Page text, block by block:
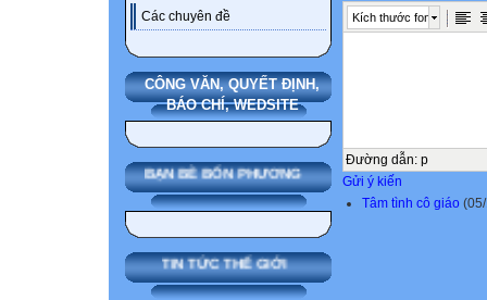
Các chuyên đề
CÔNG VĂN, QUYẾT ĐỊNH,
BÁO CHÍ, WEDSITE
BẠN BÈ BỐN PHƯƠNG
TIN TỨC THẾ GIỚI
Kích thước font
Đường dẫn: p
Gửi ý kiến
Tâm tình cô giáo